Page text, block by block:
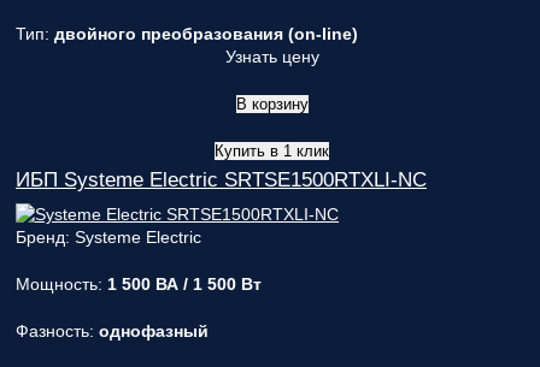
Тип: двойного преобразования (on-line)
Узнать цену
В корзину
Купить в 1 клик
ИБП Systeme Electric SRTSE1500RTXLI-NC
Бренд: Systeme Electric
Мощность: 1 500 ВА / 1 500 Вт
Фазность: однофазный